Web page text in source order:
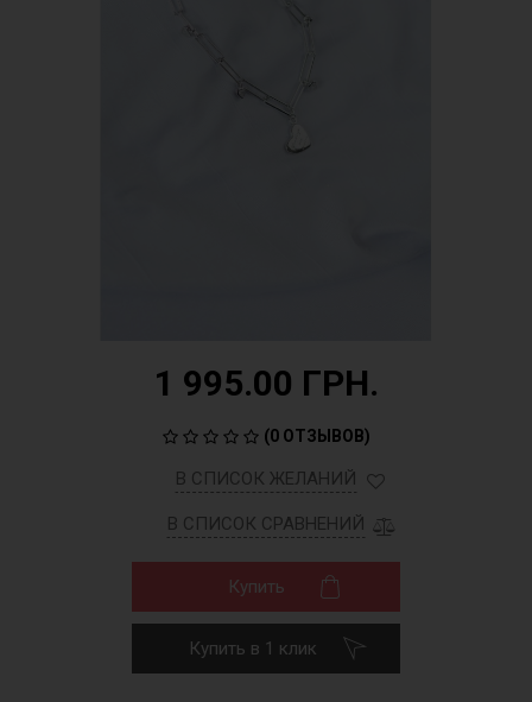
1 995.00 ГРН.
(0 ОТЗЫВОВ)
В СПИСОК ЖЕЛАНИЙ
В СПИСОК СРАВНЕНИЙ
Купить
Купить в 1 клик